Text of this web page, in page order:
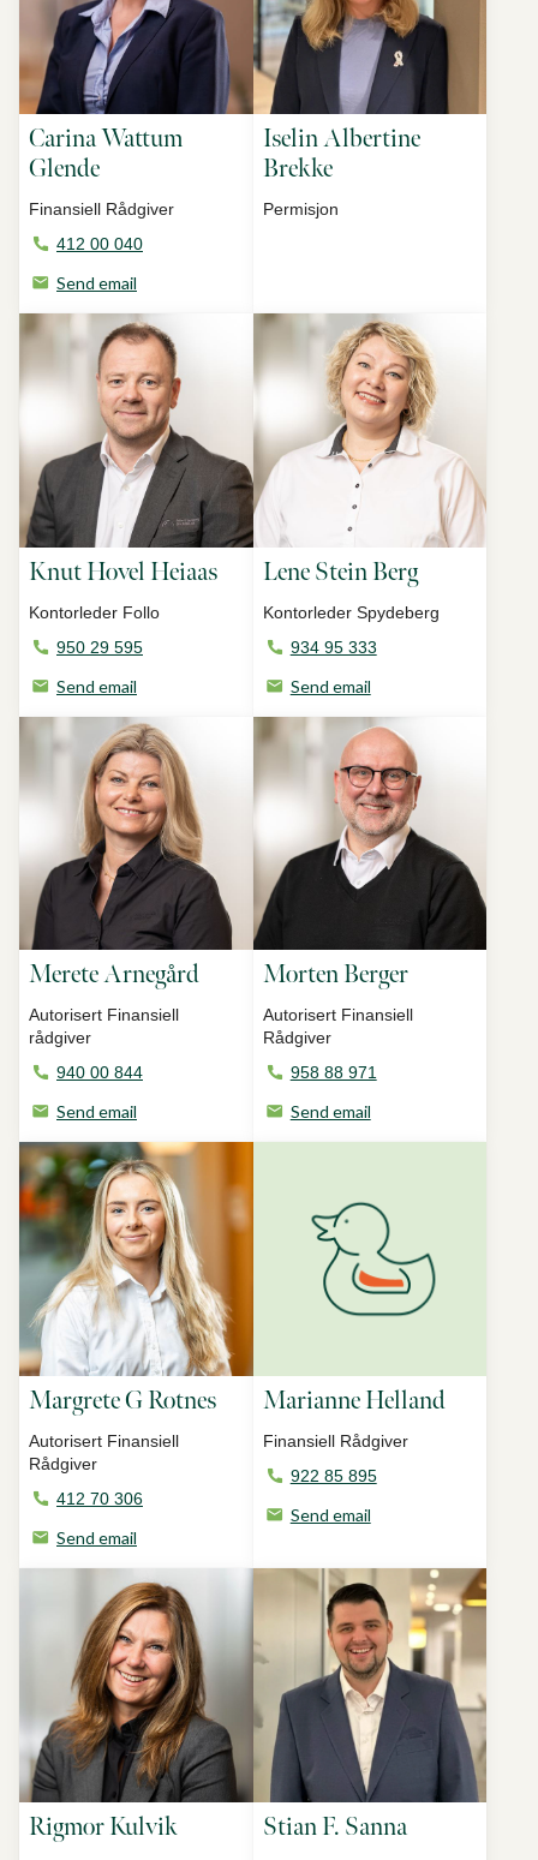
Carina Wattum
Glende
Finansiell Rådgiver
412 00 040
Send email
Iselin Albertine
Brekke
Permisjon
Knut Hovel Heiaas
Kontorleder Follo
950 29 595
Send email
Lene Stein Berg
Kontorleder Spydeberg
934 95 333
Send email
Merete Arnegård
Autorisert Finansiell
rådgiver
940 00 844
Send email
Morten Berger
Autorisert Finansiell
Rådgiver
958 88 971
Send email
Margrete G Rotnes
Autorisert Finansiell
Rådgiver
412 70 306
Send email
Marianne Helland
Finansiell Rådgiver
922 85 895
Send email
Rigmor Kulvik Stian F. Sanna